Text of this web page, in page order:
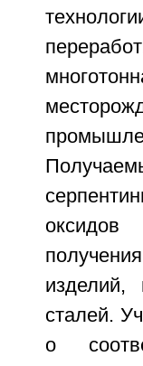
изделий,
сталей.
о